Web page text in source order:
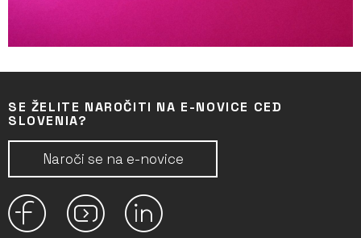
SE ŽELITE NAROČITI NA E-NOVICE CED
SLOVENIA?
Naroči se na e-novice